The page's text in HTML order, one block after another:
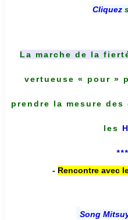
Cliquez
La marche de la
vertueuse « pour »
prendre la mesure
les
- Rencontre avec
Song